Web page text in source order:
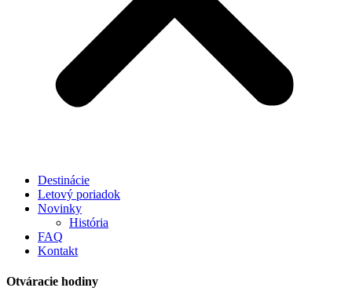
Destinácie
Letový poriadok
Novinky
História
FAQ
Kontakt
Otváracie hodiny